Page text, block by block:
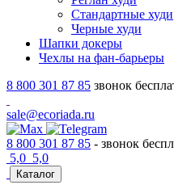
Стандартные худи
Черные худи
Шапки докеры
Чехлы на фан-барьеры
8 800 301 87 85 звонок
sale@ecoriada.ru
8 800 301 87 85 - звонок
5,0 5,0
Каталог